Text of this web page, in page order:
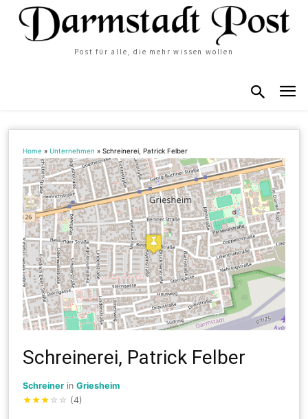
Post für alle, die mehr wissen wollen
Home »Unternehmen »Schreinerei, Patrick Felber
Schreinerei, Patrick Felber
Schreiner inGriesheim
★★★ ☆ ☆ (4)